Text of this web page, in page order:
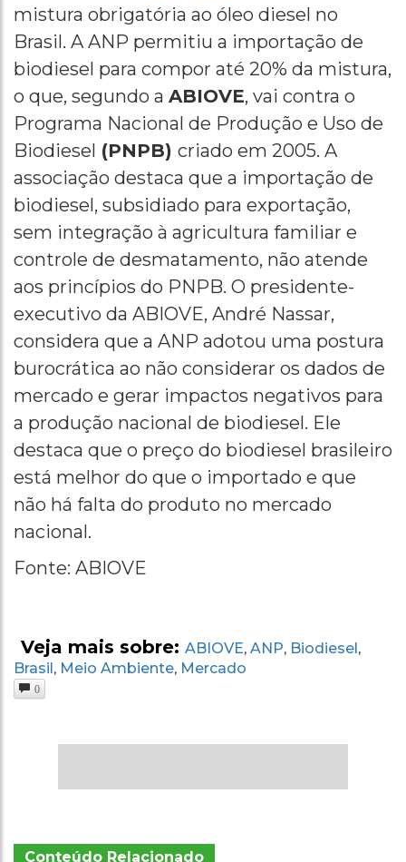
mistura obrigatória ao óleo diesel no
Brasil. A ANP permitiu a importação de
biodiesel para compor até 20% da mistura,
o que, segundo a ABIOVE, vai contra o
Programa Nacional de Produção e Uso de
Biodiesel (PNPB) criado em 2005. A
associação destaca que a importação de
biodiesel, subsidiado para exportação,
sem integração à agricultura familiar e
controle de desmatamento, não atende
aos princípios do PNPB. O presidente-
executivo da ABIOVE, André Nassar,
considera que a ANP adotou uma postura
burocrática ao não considerar os dados de
mercado e gerar impactos negativos para
a produção nacional de biodiesel. Ele
destaca que o preço do biodiesel brasileiro
está melhor do que o importado e que
não há falta do produto no mercado
nacional.
Fonte: ABIOVE
Veja mais sobre: ABIOVE, ANP, Biodiesel ,
Brasil , Meio Ambiente, Mercado
0
Conteúdo Relacionado